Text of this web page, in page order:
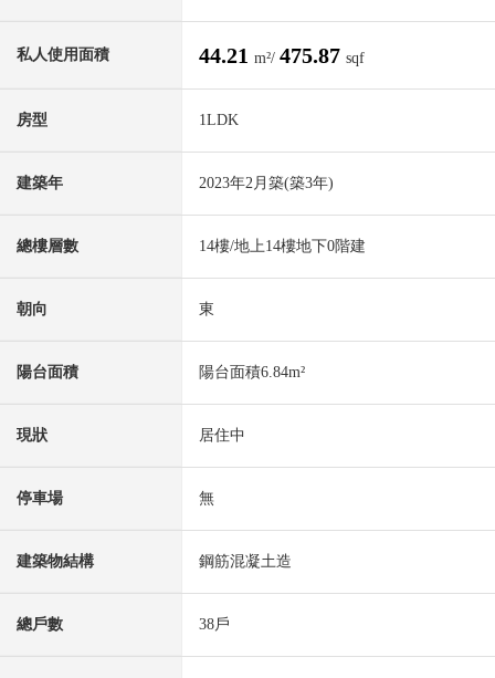
私人使用面積 44.21 m²/ 475.87 sqf
房型 1LDK
建築年 2023年2月築(築3年)
總樓層數 14樓/地上14樓地下0階建
朝向 東
陽台面積 陽台面積6.84m²
現狀 居住中
停車場 無
建築物結構 鋼筋混凝土造
總戶數 38戶